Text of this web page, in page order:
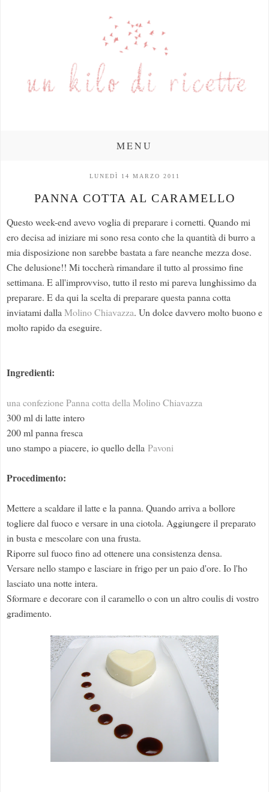
MENU
LUNEDÌ 14 MARZO 2011
PANNA COTTA AL CARAMELLO
Questo week-end avevo voglia di preparare i cornetti. Quando mi
ero decisa ad iniziare mi sono resa conto che la quantità di burro a
mia disposizione non sarebbe bastata a fare neanche mezza dose.
Che delusione!! Mi toccherà rimandare il tutto al prossimo fine
settimana. E all'improvviso, tutto il resto mi pareva lunghissimo da
preparare. E da qui la scelta di preparare questa panna cotta
inviatami dallaMolino Chiavazza. Un dolce davvero molto buono e
molto rapido da eseguire.
Ingredienti:
una confezione Panna cotta della Molino Chiavazza
300 ml di latte intero
200 ml panna fresca
uno stampo a piacere, io quello della Pavoni
Procedimento:
Mettere a scaldare il latte e la panna. Quando arriva a bollore
togliere dal fuoco e versare in una ciotola. Aggiungere il preparato
in busta e mescolare con una frusta.
Riporre sul fuoco fino ad ottenere una consistenza densa.
Versare nello stampo e lasciare in frigo per un paio d'ore. Io l'ho
lasciato una notte intera.
Sformare e decorare con il caramello o con un altro coulis di vostro
gradimento.